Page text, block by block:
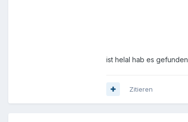
ist helal hab es gefunden
Zitieren